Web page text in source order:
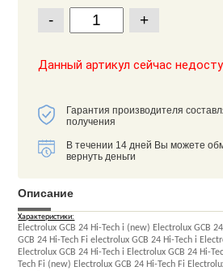
- +
Данный артикул сейчас
Гарантия производителя
получения
В течении 14 дней Вы можете
вернуть деньги
Описание
Характеристики:
Electrolux GCB 24 Hi-Tech i (new) Electrolux GCB
GCB 24 Hi-Tech Fi electrolux GCB 24 Hi-Tech i
Electrolux GCB 24 Hi-Tech i Electrolux GCB 24 Hi-
Tech Fi (new) Electrolux GCB 24 Hi-Tech Fi